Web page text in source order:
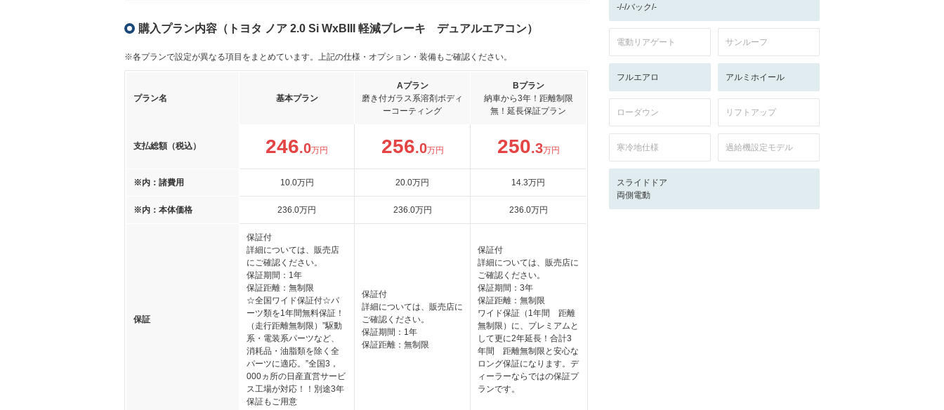
購入プラン内容（トヨタ ノア 2.0 Si WxBIII 軽減ブレーキ デュアルエアコン）
※各プランで設定が異なる項目をまとめています。上記の仕様・オプション・装備もご確認ください。
プラン名 基本プラン
Aプラン
磨き付ガラス系溶剤ボディ
ーコーティング
Bプラン
納車から3年！距離制限
無！延長保証プラン
支払総額（税込） 246.0万円 256.0万円 250.3万円
※内：諸費用 10.0万円 20.0万円 14.3万円
※内：本体価格 236.0万円 236.0万円 236.0万円
保証
保証付
詳細については、販売店
にご確認ください。
保証期間：1年
保証距離：無制限
☆全国ワイド保証付☆パ
ーツ類を1年間無料保証！
（走行距離無制限）”駆動
系・電装系パーツなど、
消耗品・油脂類を除く全
パーツに適応。”全国3，
000ヵ所の日産直営サービ
ス工場が対応！！別途3年
保証もご用意
保証付
詳細については、販売店に
ご確認ください。
保証期間：1年
保証距離：無制限
保証付
詳細については、販売店に
ご確認ください。
保証期間：3年
保証距離：無制限
ワイド保証（1年間 距離
無制限）に、プレミアムと
して更に2年延長！合計3
年間 距離無制限と安心な
ロング保証になります。デ
ィーラーならではの保証プ
ランです。
-/-/バック/-
電動リアゲート サンルーフ
フルエアロ アルミホイール
ローダウン リフトアップ
寒冷地仕様 過給機設定モデル
スライドドア
両側電動